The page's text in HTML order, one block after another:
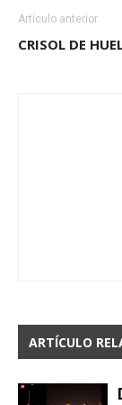
Artículo anterior
CRISOL DE
ARTÍCULO